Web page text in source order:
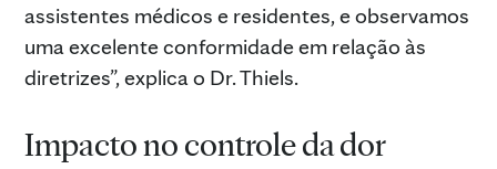
assistentes médicos e residentes, e observamos
uma excelente conformidade em relação às
diretrizes”, explica o Dr. Thiels.
Impacto no controle da dor